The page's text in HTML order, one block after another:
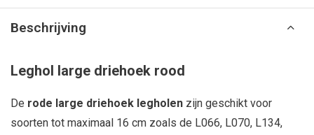
Beschrijving
Leghol large driehoek rood
De rode large driehoek legholen zijn geschikt voor
soorten tot maximaal 16 cm zoals de L066, L070, L134,